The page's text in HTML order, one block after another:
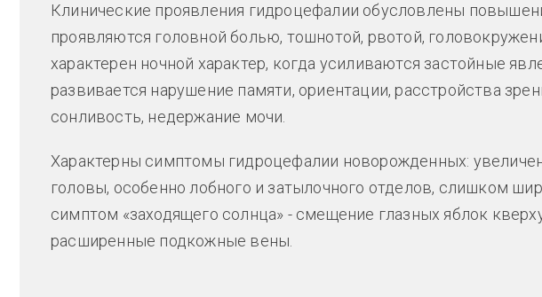
Клинические проявления гидроцефалии обусловлены
проявляются головной болью, тошнотой, рвотой,
характерен ночной характер, когда усиливаются застойные
развивается нарушение памяти, ориентации, расстройства
сонливость, недержание мочи.
Характерны симптомы гидроцефалии новорожденных:
головы, особенно лобного и затылочного отделов, слишком
симптом «заходящего солнца» - смещение глазных яблок
расширенные подкожные вены.